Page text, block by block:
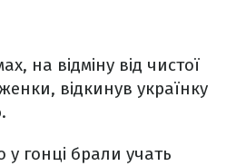
на відміну від чистої
відкинув українку
гонці брали учать